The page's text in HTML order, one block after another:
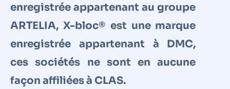
enregistrée appartenant au groupe
ARTELIA, X-bloc® est une marque
enregistrée appartenant à DMC,
ces sociétés ne sont en aucune
façon affiliées à CLAS.